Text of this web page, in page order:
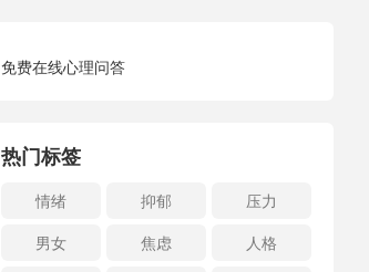
免费在线心理问答
热门标签
情绪 抑郁
压力
男女
焦虑
人格